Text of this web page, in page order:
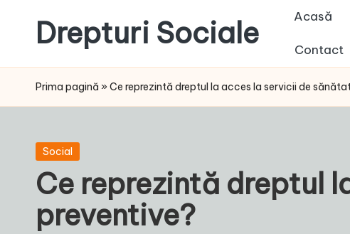
content
Drepturi Sociale
Drepturile
Sociale:
Ta,
Schimbarea
Noastră!
Acasă
Contact
Prima pagină » Ce reprezintă dreptul la acces la servicii de
Posted
Social
Ce reprezintă dreptul
preventive?